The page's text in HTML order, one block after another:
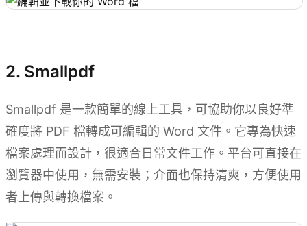
2. Smallpdf
Smallpdf 是一款簡單的線上工具，可協助你以良好準
確度將 PDF 檔轉成可編輯的 Word 文件。它專為快速
檔案處理而設計，很適合日常文件工作。平台可直接在
瀏覽器中使用，無需安裝；介面也保持清爽，方便使用
者上傳與轉換檔案。